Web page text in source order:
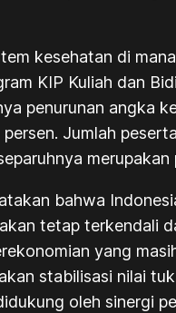
kesehatan di
KIP Kuliah dan
penurunan angka
Jumlah
merupakan
bahwa
tetap terkendali
yang
stabilisasi nilai
oleh sinergi